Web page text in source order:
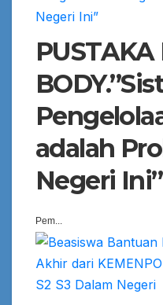
PUSTAKA
adalah
Negeri Ini”
Pem...